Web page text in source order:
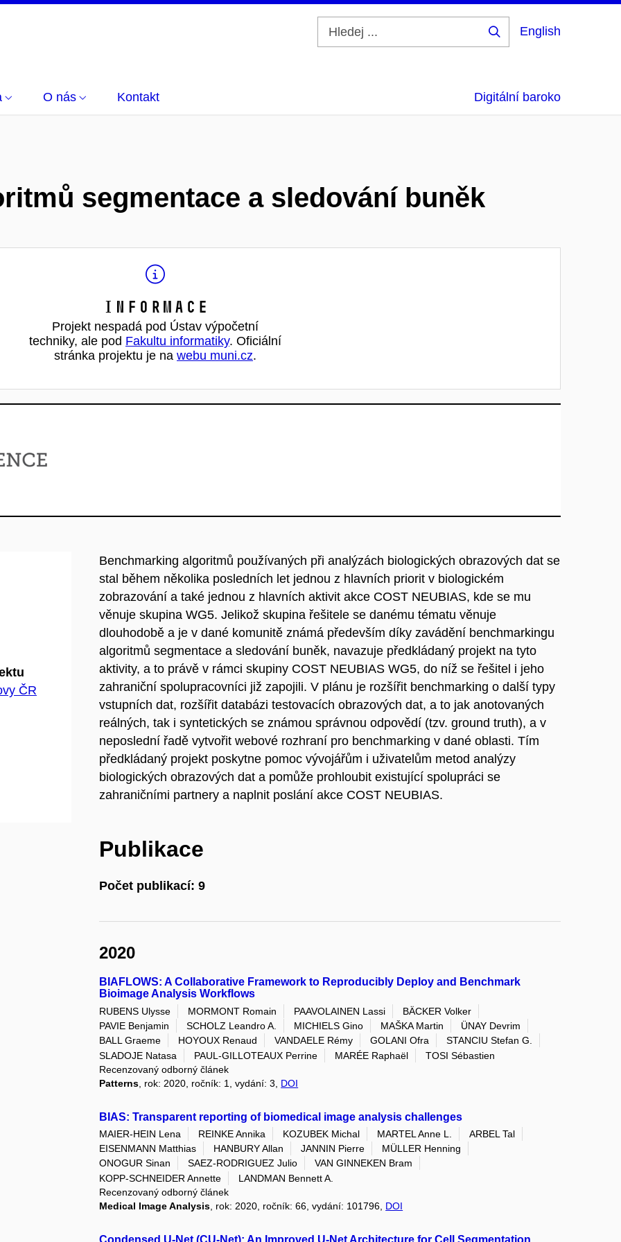
English
O nás Kontakt Digitální baroko
segmentace a sledování buněk
Informace
Projekt nespadá pod Ústav výpočetní
techniky, ale pod Fakultu informatiky. Oficiální
stránka projektu je na webu muni.cz.
ČR
Benchmarking algoritmů používaných při analýzách biologických obrazových dat se
stal během několika posledních let jednou z hlavních priorit v biologickém
zobrazování a také jednou z hlavních aktivit akce COST NEUBIAS, kde se mu
věnuje skupina WG5. Jelikož skupina řešitele se danému tématu věnuje
dlouhodobě a je v dané komunitě známá především díky zavádění benchmarkingu
algoritmů segmentace a sledování buněk, navazuje předkládaný projekt na tyto
aktivity, a to právě v rámci skupiny COST NEUBIAS WG5, do níž se řešitel i jeho
zahraniční spolupracovníci již zapojili. V plánu je rozšířit benchmarking o další typy
vstupních dat, rozšířit databázi testovacích obrazových dat, a to jak anotovaných
reálných, tak i syntetických se známou správnou odpovědí (tzv. ground truth), a v
neposlední řadě vytvořit webové rozhraní pro benchmarking v dané oblasti. Tím
předkládaný projekt poskytne pomoc vývojářům i uživatelům metod analýzy
biologických obrazových dat a pomůže prohloubit existující spolupráci se
zahraničními partnery a naplnit poslání akce COST NEUBIAS.
Publikace
Počet publikací: 9
2020
BIAFLOWS: A Collaborative Framework to Reproducibly Deploy and Benchmark
Bioimage Analysis Workflows
RUBENS Ulysse MORMONT Romain PAAVOLAINEN Lassi
BÄCKER Volker
PAVIE Benjamin
SCHOLZ Leandro A. MICHIELS Gino MAŠKA Martin
ÜNAY Devrim
BALL Graeme
HOYOUX Renaud VANDAELE Rémy GOLANI Ofra
STANCIU Stefan G.
SLADOJE Natasa
PAUL-GILLOTEAUX Perrine MARÉE Raphaël
TOSI Sébastien
Recenzovaný odborný článek
Patterns , rok: 2020, ročník: 1, vydání: 3, DOI
BIAS: Transparent reporting of biomedical image analysis challenges
MAIER-HEIN Lena REINKE Annika KOZUBEK Michal MARTEL Anne L.
ARBEL Tal
EISENMANN Matthias
HANBURY Allan JANNIN Pierre
MÜLLER Henning
ONOGUR Sinan
SAEZ-RODRIGUEZ Julio
VAN GINNEKEN Bram
KOPP-SCHNEIDER Annette
LANDMAN Bennett A.
Recenzovaný odborný článek
Medical Image Analysis , rok: 2020, ročník: 66, vydání: 101796, DOI
Condensed U-Net (CU-Net): An Improved U-Net Architecture for Cell Segmentation